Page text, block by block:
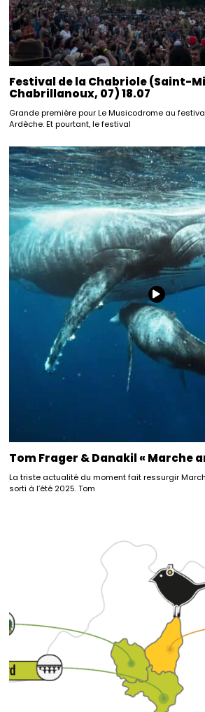
Festival de la Chabriole (Saint-
Chabrillanoux, 07) 18.07
Grande première pour Le Musicodrome au
Ardèche. Et pourtant, le festival
Tom Frager & Danakil « Marche
La triste actualité du moment fait ressurgir
sorti à l’été 2025. Tom